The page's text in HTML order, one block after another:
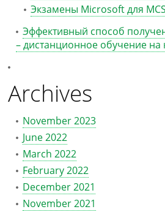
Экзамены Microsoft для
Эффективный способ
– дистанционное обучение на
Archives
November 2023
June 2022
March 2022
February 2022
December 2021
November 2021